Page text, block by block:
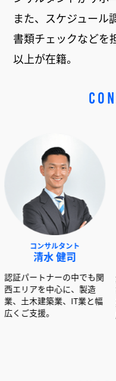
また、スケジュール
書類チェックなどを
以上が在籍。
の中でも関
に、製造
、IT業と幅
松本
認証パートナ
西エリアを中
業、土木建築